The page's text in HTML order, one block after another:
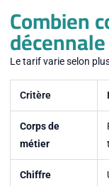
Combien
Le tarif varie selon
Critère
Corps de
métier
Chiffre